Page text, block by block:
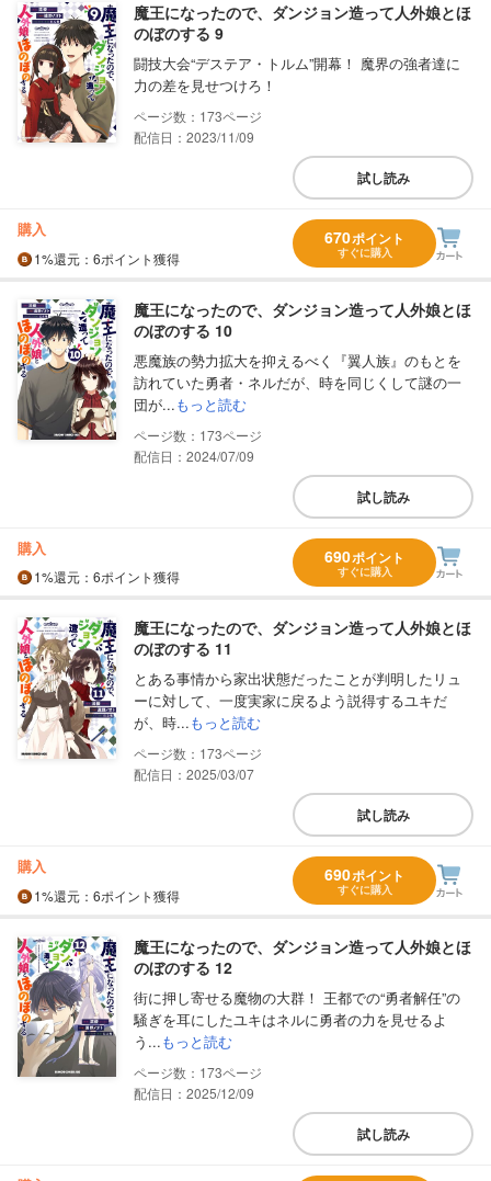
魔王になったので、ダンジョン造って人外娘とほ
のぼのする 9
闘技大会“デステア・トルム”開幕！ 魔界の強者達に
力の差を見せつけろ！
173
配信日：2023/11/09
試し読み
購入
1%還元 ：6ポイント獲得
670ポイント
すぐに購入
魔王になったので、ダンジョン造って人外娘とほ
のぼのする 10
悪魔族の勢力拡大を抑えるべく『翼人族』のもとを
訪れていた勇者・ネルだが、時を同じくして謎の一
団が...もっと読む
173
配信日：2024/07/09
試し読み
購入
1%還元 ：6ポイント獲得
690ポイント
すぐに購入
魔王になったので、ダンジョン造って人外娘とほ
のぼのする 11
とある事情から家出状態だったことが判明したリュ
ーに対して、一度実家に戻るよう説得するユキだ
が、時...もっと読む
173
配信日：2025/03/07
試し読み
購入
1%還元 ：6ポイント獲得
690ポイント
すぐに購入
魔王になったので、ダンジョン造って人外娘とほ
のぼのする 12
街に押し寄せる魔物の大群！ 王都での“勇者解任”の
騒ぎを耳にしたユキはネルに勇者の力を見せるよ
う...もっと読む
173
配信日：2025/12/09
試し読み